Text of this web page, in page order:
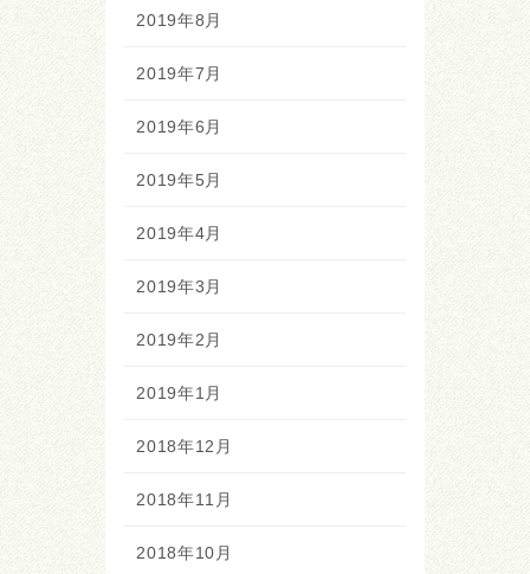
2019年8月
2019年7月
2019年6月
2019年5月
2019年4月
2019年3月
2019年2月
2019年1月
2018年12月
2018年11月
2018年10月